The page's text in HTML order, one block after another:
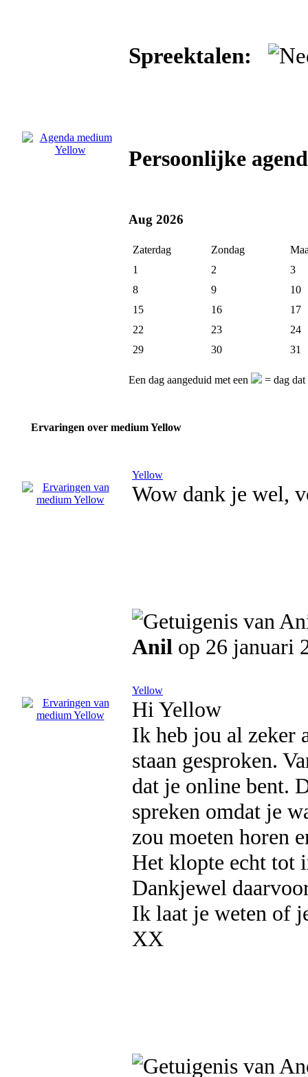
Spreektalen:
Persoonlijke
Aug 2026
Zaterdag Zondag
1
2
3
8
9
10
15
16
17
22
23
24
29
30 31
Een dag aangeduid met een = dag
Ervaringen over medium Yellow
Yellow
Wow dank je wel,
Anil op 26 januari
Yellow
Hi Yellow
Ik heb jou al zeker
staan gesproken.
dat je online bent.
spreken omdat je
zou moeten horen
Het klopte echt tot
Dankjewel
Ik laat je weten of
XX